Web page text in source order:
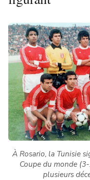
À Rosario, la Tunisie
Coupe du monde
plusieurs